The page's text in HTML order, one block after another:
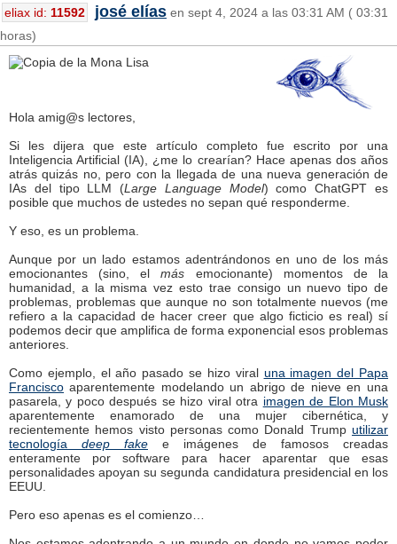
eliax id: 11592 josé elías en sept 4, 2024 a las 03:31 AM ( 03:31
horas)
Hola amig@s lectores,
Si les dijera que este artículo completo fue escrito por una
Inteligencia Artificial (IA), ¿me lo crearían? Hace apenas dos años
atrás quizás no, pero con la llegada de una nueva generación de
IAs del tipo LLM (Large Language Model) como ChatGPT es
posible que muchos de ustedes no sepan qué responderme.
Y eso, es un problema.
Aunque por un lado estamos adentrándonos en uno de los más
emocionantes (sino, elmás emocionante) momentos de la
humanidad, a la misma vez esto trae consigo un nuevo tipo de
problemas, problemas que aunque no son totalmente nuevos (me
refiero a la capacidad de hacer creer que algo ficticio es real) sí
podemos decir que amplifica de forma exponencial esos problemas
anteriores.
Como ejemplo, el año pasado se hizo viral una imagen del Papa
Francisco aparentemente modelando un abrigo de nieve en una
pasarela, y poco después se hizo viral otra imagen de Elon Musk
aparentemente enamorado de una mujer cibernética, y
recientemente hemos visto personas como Donald Trump utilizar
tecnología deep fake e imágenes de famosos creadas
enteramente por software para hacer aparentar que esas
personalidades apoyan su segunda candidatura presidencial en los
EEUU.
Pero eso apenas es el comienzo…